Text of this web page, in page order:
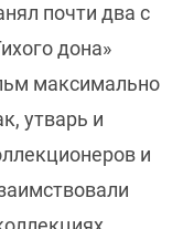
почти два с
дона»
максимально
утварь и
и